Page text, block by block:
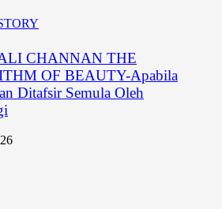
CHANNAN THE
OF BEAUTY-Apabila
Ditafsir Semula Oleh